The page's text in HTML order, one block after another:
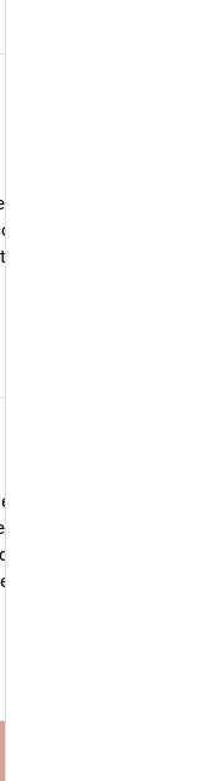
animaux restent le
tout en
tombées ces
feux de forêt qui
par
toujours plus de
d’y penser en